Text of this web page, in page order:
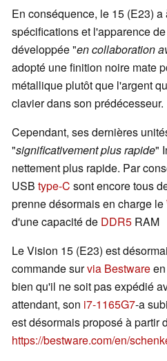
En conséquence, le 15 (E23)
spécifications et l'apparence
développée "en collaboration
adopté une finition noire mate
métallique plutôt que l'argent
clavier dans son prédécesseur.
Cependant, ses dernières
"significativement plus rapide"
nettement plus rapide. Par
USB type-C sont encore tous
prenne désormais en charge le
d'une capacité de DDR5 RAM
Le Vision 15 (E23) est
commande survia Bestware
bien qu'il ne soit pas expédié
attendant, son i7-1165G7-a
est désormais proposé à partir
https://bestware.com/en/